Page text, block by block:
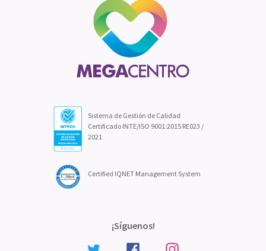
Sistema de Gestión de Calidad
Certificado INTE/ISO 9001:2015 RE023 /
2021
Certified IQNET Management System
¡Síguenos!